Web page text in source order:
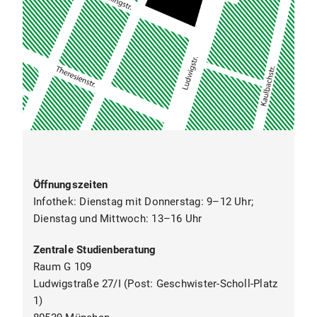
ECTS, 2 SWS)
WP 20.0.2 WP Seminar zu aktuellen
Problemen im Europarecht II Seminar (6
ECTS, 2 SWS)
Modul WP 21: Aktuelle Probleme im
Internationalen Recht (6 ECTS)
WP 21.2 P Aktuelle internationale
Probleme IV Übung (3 ECTS, 2 SWS)
Modul WP 22: Aktuelle Probleme im
WP 22.0.1 WP Seminar zu aktuellen
ECTS, 2 SWS)
Öffnungszeiten
Infothek: Dienstag mit Donnerstag: 9–12 Uhr;
Dienstag und Mittwoch: 13–16 Uhr
Zentrale Studienberatung
Raum G 109
Ludwigstraße 27/I (Post: Geschwister-Scholl-Platz
1)